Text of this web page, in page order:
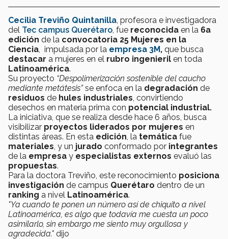
Cecilia Treviño Quintanilla , profesora e investigadora
del Tec campus Querétaro , fue reconocida en la 6a
edición de la convocatoria 25 Mujeres en la
Ciencia impulsada por la empresa 3M, que busca
destacar a mujeres en el rubro ingenieril en toda
Latinoamérica.
Su proyecto “Despolimerización sostenible del caucho
mediante metátesis”se enfoca en la degradación de
residuos de hules industriales , convirtiendo
desechos en materia prima con potencial industrial.
La iniciativa, que se realiza desde hace 6 años, busca
visibilizar proyectos liderados por mujeres en
distintas áreas. En esta edición , la temática fue
materiales , y un jurado conformado por integrantes
de la empresa y especialistas externos evaluó las
propuestas.
Para la doctora Treviño, este reconocimiento posiciona
investigación de campus Querétaro dentro de un
ranking a nivel Latinoamérica.
"Ya cuando te ponen un número así de chiquito a nivel
Latinoamérica, es algo que todavía me cuesta un poco
asimilarlo, sin embargo me siento muy orgullosa y
agradecida." dijo